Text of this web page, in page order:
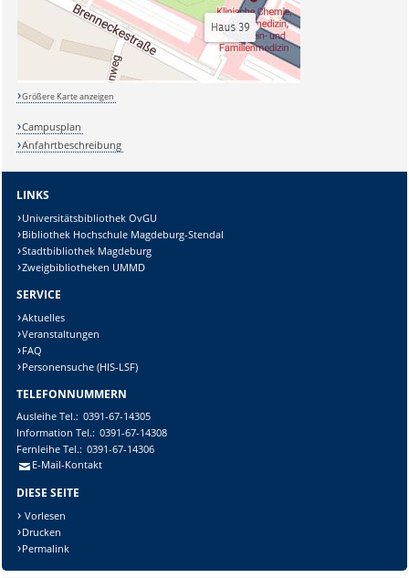
Größere Karte anzeigen
Campusplan
Anfahrtbeschreibung
LINKS
Universitätsbibliothek OvGU
Bibliothek Hochschule Magdeburg-Stendal
Stadtbibliothek Magdeburg
Zweigbibliotheken UMMD
SERVICE
Aktuelles
Veranstaltungen
FAQ
Personensuche (HIS-LSF)
TELEFONNUMMERN
AusleiheTel.: 0391-67-14305
Information Tel.: 0391-67-14308
FernleiheTel.: 0391-67-14306
E-Mail-Kontakt
DIESE SEITE
Vorlesen
Drucken
Permalink